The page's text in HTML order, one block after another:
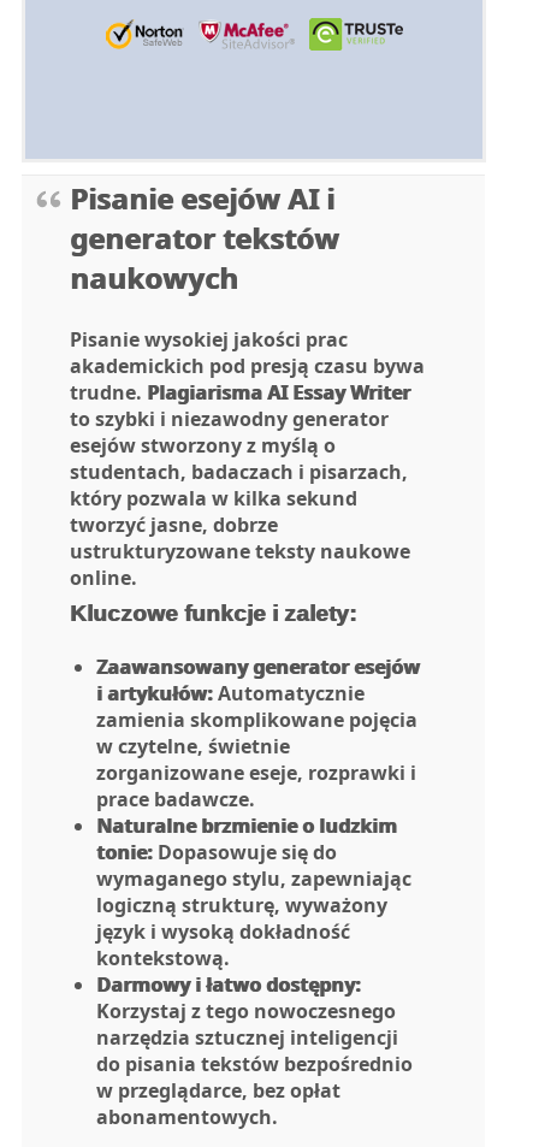
Pisanie esejów AI i
generator tekstów
naukowych
Pisanie wysokiej jakości prac
akademickich pod presją czasu bywa
trudne. Plagiarisma AI Essay Writer
to szybki i niezawodny generator
esejów stworzony z myślą o
studentach, badaczach i pisarzach,
który pozwala w kilka sekund
tworzyć jasne, dobrze
ustrukturyzowane teksty naukowe
online.
Kluczowe funkcje i zalety:
Zaawansowany generator esejów
i artykułów:Automatycznie
zamienia skomplikowane pojęcia
w czytelne, świetnie
zorganizowane eseje, rozprawki i
prace badawcze.
Naturalne brzmienie o ludzkim
tonie: Dopasowuje się do
wymaganego stylu, zapewniając
logiczną strukturę, wyważony
język i wysoką dokładność
kontekstową.
Darmowy i łatwo dostępny:
Korzystaj z tego nowoczesnego
narzędzia sztucznej inteligencji
do pisania tekstów bezpośrednio
w przeglądarce, bez opłat
abonamentowych.